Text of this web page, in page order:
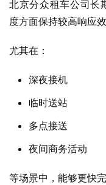
北京分众租车公司长
度方面保持较高响应效
尤其在：
深夜接机
临时送站
多点接送
夜间商务活动
等场景中，能够更快